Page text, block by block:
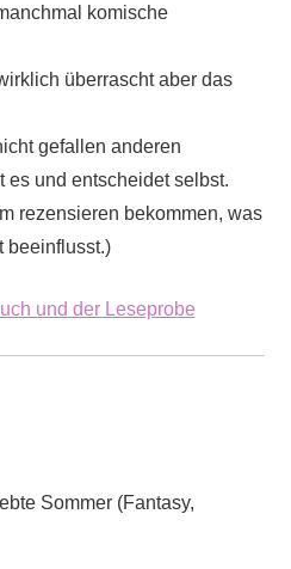
komische
überrascht aber das
gefallen anderen
es und entscheidet selbst.
rezensieren bekommen, was
beeinflusst.)
und der Leseprobe
Sommer (Fantasy,